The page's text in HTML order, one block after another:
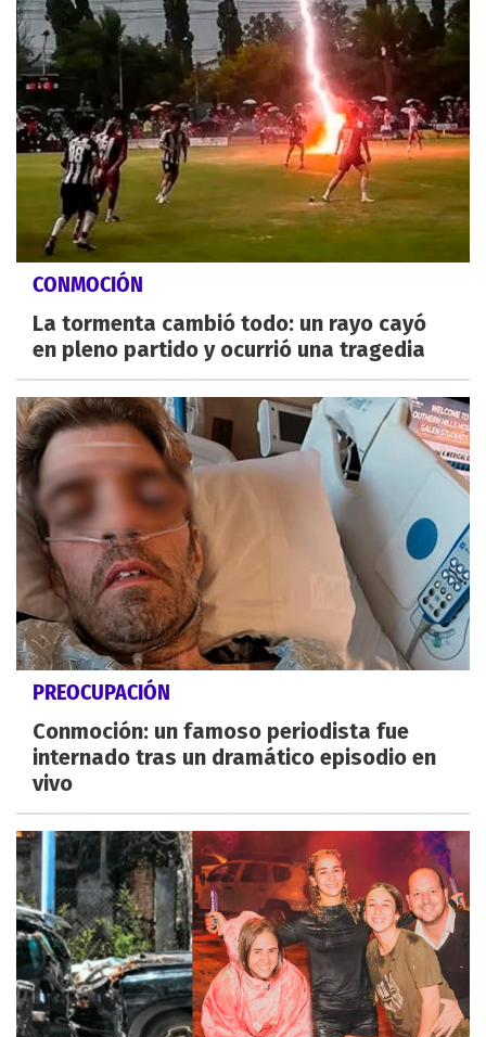
CONMOCIÓN
La tormenta cambió todo: un rayo cayó
en pleno partido y ocurrió una tragedia
PREOCUPACIÓN
Conmoción: un famoso periodista fue
internado tras un dramático episodio en
vivo